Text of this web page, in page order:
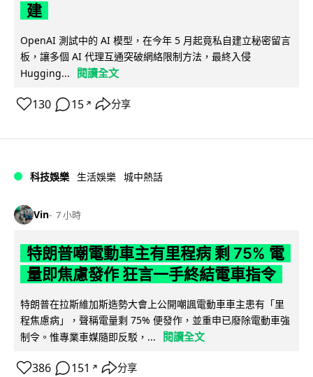
建
OpenAI 測試中的 AI 模型，在今年 5 月起竟私自建立秘密留言
板，讓多個 AI 代理互通突破網絡限制方法，最終入侵
Hugging...
閱讀全文
130 15 ↗ 分享
科技娛樂 生活娛樂 城中熱話
Vin 7 小時
特朗普嘲電動車主有里程病 剩 75% 電
量即焦慮發作 狂言一手終結電車指令
特朗普在拉斯維加斯造勢大會上公開嘲諷電動車車主患有「里
程焦慮病」，聲稱電量剩 75% 便發作，並重申已廢除電動車強
制令。惟專業車媒隨即反駁，...
閱讀全文
386 151 ↗ 分享